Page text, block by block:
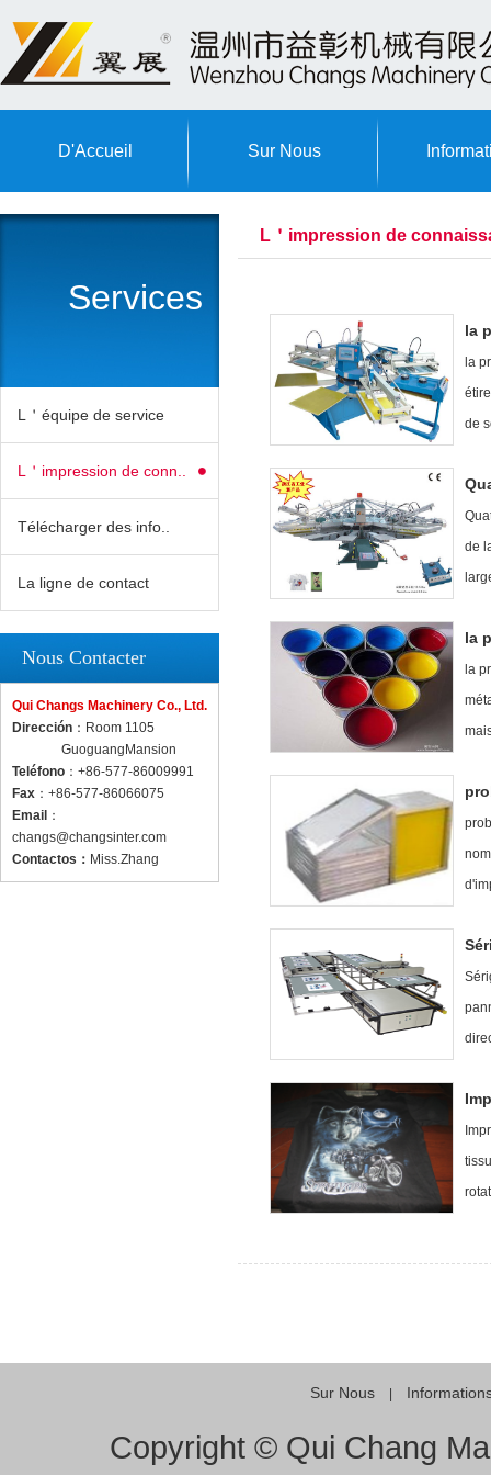
D'Accueil Sur Nous
Services
L＇équipe de service
L＇impression de conn..
Télécharger des info..
La ligne de contact
Nous Contacter
Qui Changs Machinery Co., Ltd.
Dirección ：Room 1105
GuoguangMansion
Teléfono ：+86-577-86009991
Fax ：+86-577-86066075
Email ：
changs@changsinter.com
Contactos ： Miss.Zhang
L＇impression de
la
la
de
de
la
la
Sur Nous
Copyright © Qui Chang